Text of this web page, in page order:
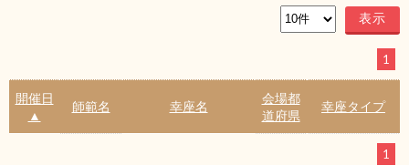
1
開催日
▲
師範名 幸座名
会場都
道府県
幸座タイプ
1